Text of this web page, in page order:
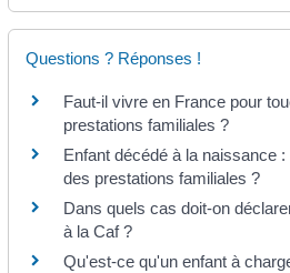
Questions ? Réponses !
Faut-il vivre en France pour
prestations familiales ?
Enfant décédé à la naissance
des prestations familiales ?
Dans quels cas doit-on
à la Caf ?
Qu'est-ce qu'un enfant à